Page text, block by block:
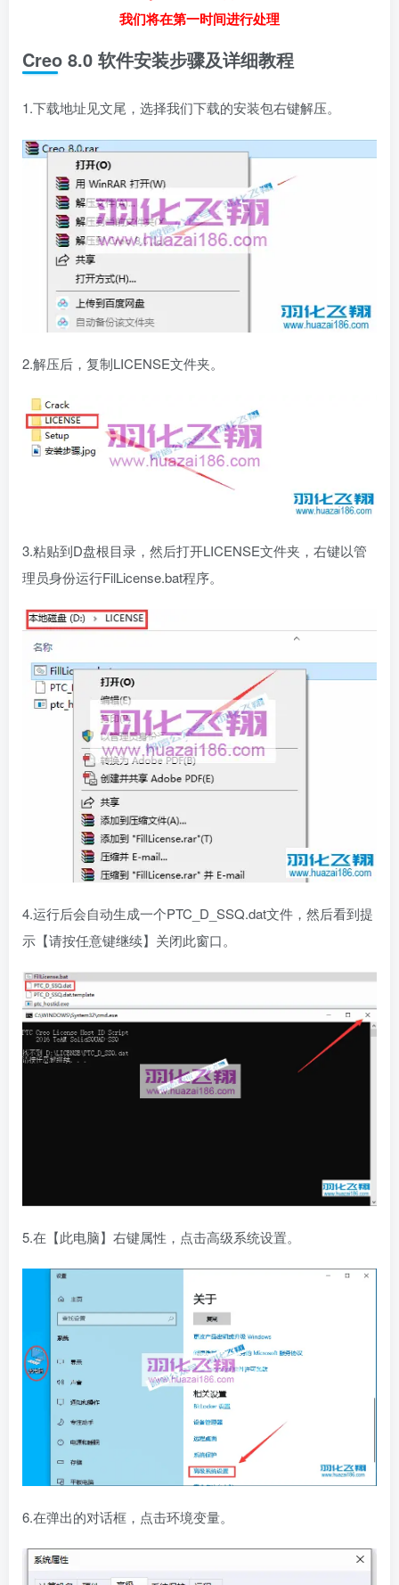
我们将在第一时间进行处理
Creo 8.0 软件安装步骤及详细教程
1.下载地址见文尾，选择我们下载的安装包右键解压。
2.解压后，复制LICENSE文件夹。
3.粘贴到D盘根目录，然后打开LICENSE文件夹，右键以管
理员身份运行FilLicense.bat程序。
4.运行后会自动生成一个PTC_D_SSQ.dat文件，然后看到提
示【请按任意键继续】关闭此窗口。
5.在【此电脑】右键属性，点击高级系统设置。
6.在弹出的对话框，点击环境变量。